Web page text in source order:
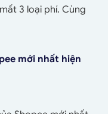
3 loại phí. Cùng
mới nhất hiện